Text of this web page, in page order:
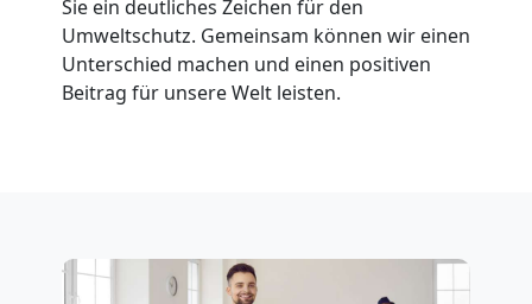
Sie ein deutliches Zeichen für den
Umweltschutz. Gemeinsam können wir einen
Unterschied machen und einen positiven
Beitrag für unsere Welt leisten.
Firmenumzug
Feldkirch
Feldkirch